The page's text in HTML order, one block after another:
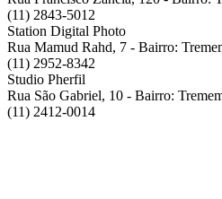
(11) 2843-5012
Station Digital Photo
Rua Mamud Rahd, 7 - Bairro:
(11) 2952-8342
Studio Pherfil
Rua São Gabriel, 10 - Bairro:
(11) 2412-0014